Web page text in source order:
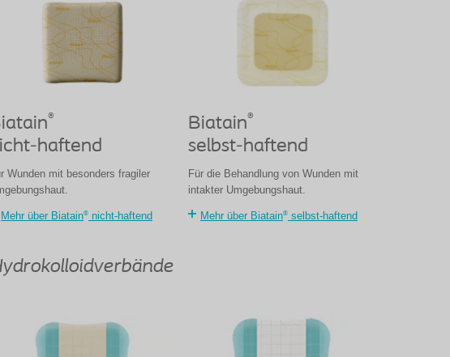
®
haftend
Wunden mit besonders fragiler
Mehr über Biatain® nicht-haftend
Biatain®
selbst-haftend
Für die Behandlung von Wunden mit
intakter Umgebungshaut.
Mehr über Biatain® selbst-haftend